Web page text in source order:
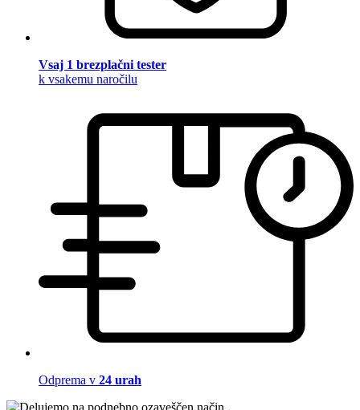
Vsaj 1 brezplačni tester
k vsakemu naročilu
Odprema v 24 urah